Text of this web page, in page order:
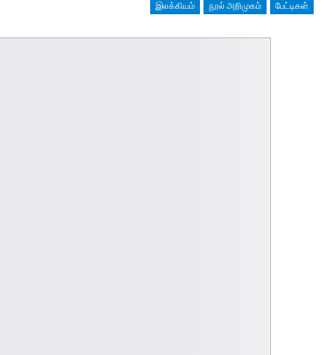
இலக்கியம் நூல் அறிமுகம் பேட்டிகள்